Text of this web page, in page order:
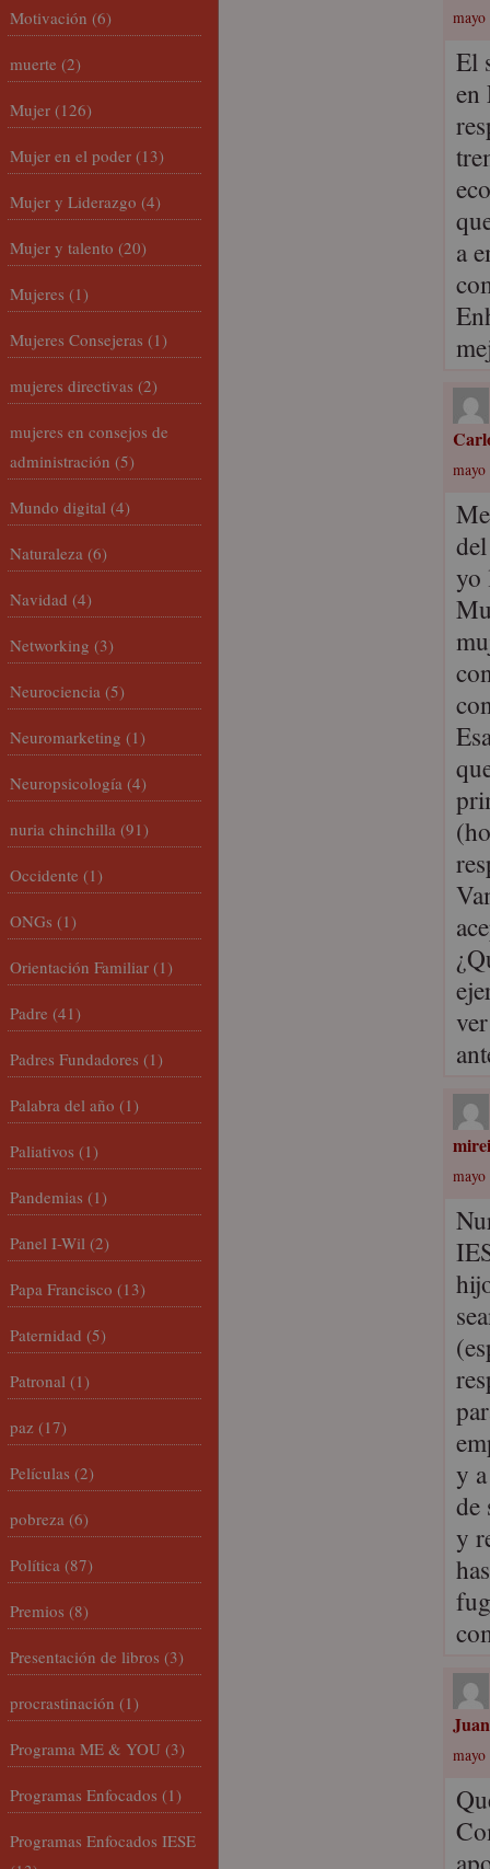
mayo
El
en
a
mayo
yo
mayo
y
de
y
mayo
Motivación (6)
muerte (2)
Mujer (126)
Mujer en el poder (13)
Mujer y Liderazgo (4)
Mujer y talento (20)
Mujeres (1)
Mujeres Consejeras (1)
mujeres directivas (2)
mujeres en consejos de
administración (5)
Mundo digital (4)
Naturaleza (6)
Navidad (4)
Networking (3)
Neurociencia (5)
Neuromarketing (1)
Neuropsicología (4)
nuria chinchilla (91)
Occidente (1)
ONGs (1)
Orientación Familiar (1)
Padre (41)
Padres Fundadores (1)
Palabra del año (1)
Paliativos (1)
Pandemias (1)
Panel I-Wil (2)
Papa Francisco (13)
Paternidad (5)
Patronal (1)
paz (17)
Películas (2)
pobreza (6)
Política (87)
Premios (8)
Presentación de libros (3)
procrastinación (1)
Programa ME & YOU (3)
Programas Enfocados (1)
Programas Enfocados IESE